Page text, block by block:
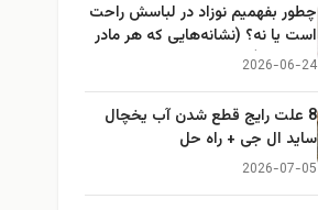
چطور بفهمیم نوزاد در لباسش راحت
است یا نه؟ (نشانه‌هایی که هر مادر
باید بداند)
2026-06-24
8 علت رایج قطع شدن آب یخچال
ساید ال جی + راه حل
2026-07-05